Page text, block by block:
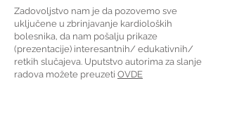
Zadovoljstvo nam je da pozovemo sve
uključene u zbrinjavanje kardioloških
bolesnika, da nam pošalju prikaze
(prezentacije) interesantnih/ edukativnih/
retkih slučajeva. Uputstvo autorima za slanje
radova možete preuzeti OVDE